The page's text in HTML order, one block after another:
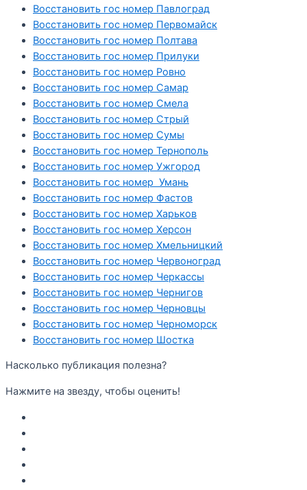
Восстановить гос номер Павлоград
Восстановить гос номер Первомайск
Восстановить гос номер Полтава
Восстановить гос номер Прилуки
Восстановить гос номер Ровно
Восстановить гос номер Самар
Восстановить гос номер Смела
Восстановить гос номер Стрый
Восстановить гос номер Сумы
Восстановить гос номер Тернополь
Восстановить гос номер Ужгород
Восстановить гос номер Умань
Восстановить гос номер Фастов
Восстановить гос номер Харьков
Восстановить гос номер Херсон
Восстановить гос номер Хмельницкий
Восстановить гос номер Червоноград
Восстановить гос номер Черкассы
Восстановить гос номер Чернигов
Восстановить гос номер Черновцы
Восстановить гос номер Черноморск
Восстановить гос номер Шостка
Насколько публикация полезна?
Нажмите на звезду, чтобы оценить!